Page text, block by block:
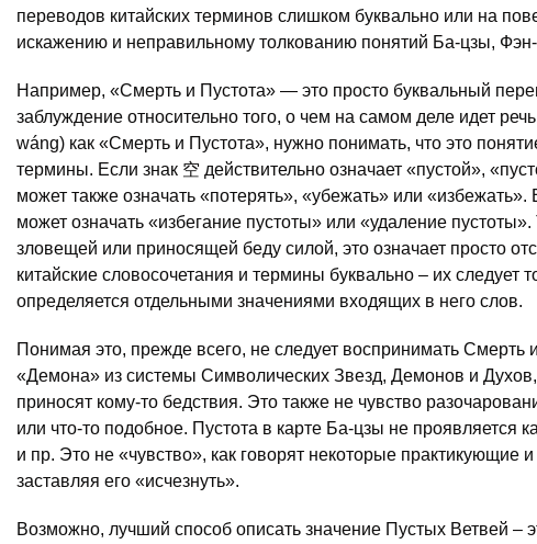
переводов китайских терминов слишком буквально или на
искажению и неправильному толкованию понятий Ба-цзы,
Например, «Смерть и Пустота» — это просто буквальный
заблуждение относительно того, о чем на самом деле идет
wáng) как «Смерть и Пустота», нужно понимать, что это
термины. Если знак 空 действительно означает «пустой»,
может также означать «потерять», «убежать» или
может означать «избегание пустоты» или «удаление
зловещей или приносящей беду силой, это означает просто
китайские словосочетания и термины буквально – их следует
определяется отдельными значениями входящих в него слов.
Понимая это, прежде всего, не следует воспринимать Смерть
«Демона» из системы Символических Звезд, Демонов и
приносят кому-то бедствия. Это также не чувство
или что-то подобное. Пустота в карте Ба-цзы не проявляется
и пр. Это не «чувство», как говорят некоторые практикующие
заставляя его «исчезнуть».
Возможно, лучший способ описать значение Пустых Ветвей –